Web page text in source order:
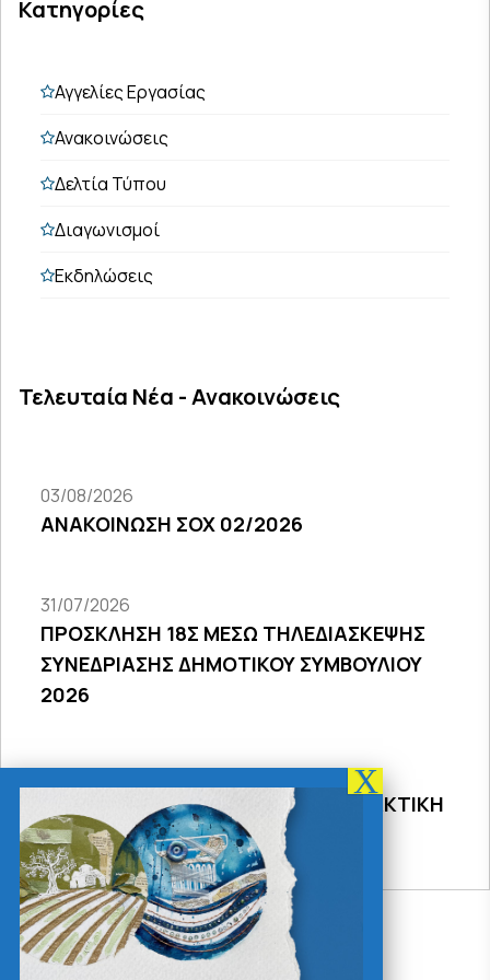
Κατηγορίες
Αγγελίες Εργασίας
Ανακοινώσεις
Δελτία Τύπου
Διαγωνισμοί
Εκδηλώσεις
Τελευταία Νέα - Ανακοινώσεις
03/08/2026
ΑΝΑΚΟΙΝΩΣΗ ΣΟΧ 02/2026
31/07/2026
ΠΡΟΣΚΛΗΣΗ 18Σ ΜΕΣΩ ΤΗΛΕΔΙΑΣΚΕΨΗΣ
ΣΥΝΕΔΡΙΑΣΗΣ ΔΗΜΟΤΙΚΟΥ ΣΥΜΒΟΥΛΙΟΥ
2026
31/07/2026
ΠΡΟΣΚΛΗΣΗ 27ης ΣΥΝΕΔΡΙΑΣΗΣ ΤΑΚΤΙΚΗ
ΔΙΑ ΖΩΣΗΣ